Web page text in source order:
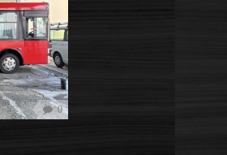
0